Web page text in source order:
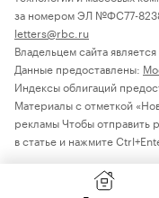
за номером ЭЛ №ФС77-
letters@rbc.ru
Владельцем сайта
Данные предоставлены:
Индексы облигаций
Материалы с отметкой
рекламы Чтобы отправить
в статье и нажмите